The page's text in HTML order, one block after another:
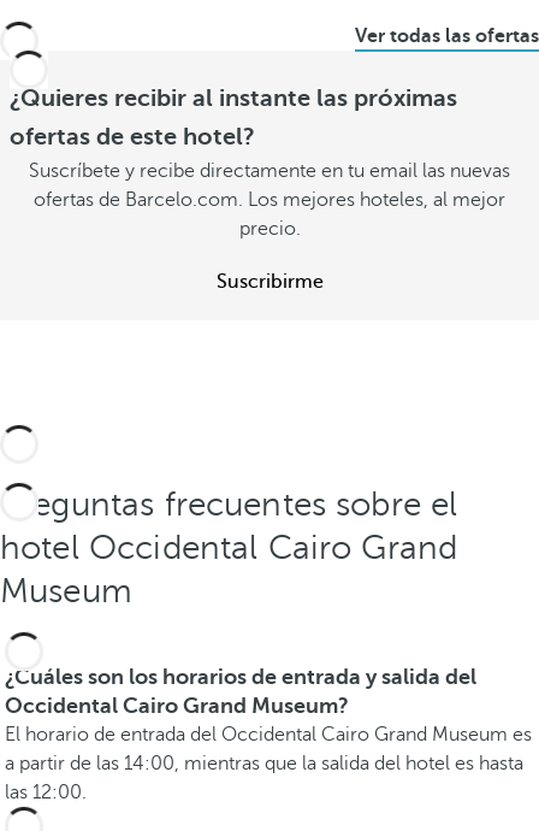
Ver todas las ofertas
¿Quieres recibir al instante las próximas
ofertas de este hotel?
Suscríbete y recibe directamente en tu email las nuevas
ofertas de Barcelo.com. Los mejores hoteles, al mejor
precio.
Suscribirme
Preguntas frecuentes sobre el
hotel Occidental Cairo Grand
Museum
¿Cuáles son los horarios de entrada y salida del
Occidental Cairo Grand Museum?
El horario de entrada del Occidental Cairo Grand Museum es
a partir de las 14:00, mientras que la salida del hotel es hasta
las 12:00.